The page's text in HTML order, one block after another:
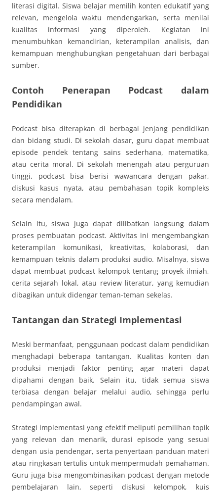
literasi digital. Siswa belajar memilih konten edukatif yang
relevan, mengelola waktu mendengarkan, serta menilai
kualitas informasi yang diperoleh. Kegiatan ini
menumbuhkan kemandirian, keterampilan analisis, dan
kemampuan menghubungkan pengetahuan dari berbagai
sumber.
Contoh Penerapan Podcast dalam
Pendidikan
Podcast bisa diterapkan di berbagai jenjang pendidikan
dan bidang studi. Di sekolah dasar, guru dapat membuat
episode pendek tentang sains sederhana, matematika,
atau cerita moral. Di sekolah menengah atau perguruan
tinggi, podcast bisa berisi wawancara dengan pakar,
diskusi kasus nyata, atau pembahasan topik kompleks
secara mendalam.
Selain itu, siswa juga dapat dilibatkan langsung dalam
proses pembuatan podcast. Aktivitas ini mengembangkan
keterampilan komunikasi, kreativitas, kolaborasi, dan
kemampuan teknis dalam produksi audio. Misalnya, siswa
dapat membuat podcast kelompok tentang proyek ilmiah,
cerita sejarah lokal, atau review literatur, yang kemudian
dibagikan untuk didengar teman-teman sekelas.
Tantangan dan Strategi Implementasi
Meski bermanfaat, penggunaan podcast dalam pendidikan
menghadapi beberapa tantangan. Kualitas konten dan
produksi menjadi faktor penting agar materi dapat
dipahami dengan baik. Selain itu, tidak semua siswa
terbiasa dengan belajar melalui audio, sehingga perlu
pendampingan awal.
Strategi implementasi yang efektif meliputi pemilihan topik
yang relevan dan menarik, durasi episode yang sesuai
dengan usia pendengar, serta penyertaan panduan materi
atau ringkasan tertulis untuk mempermudah pemahaman.
Guru juga bisa mengombinasikan podcast dengan metode
pembelajaran lain, seperti diskusi kelompok, kuis